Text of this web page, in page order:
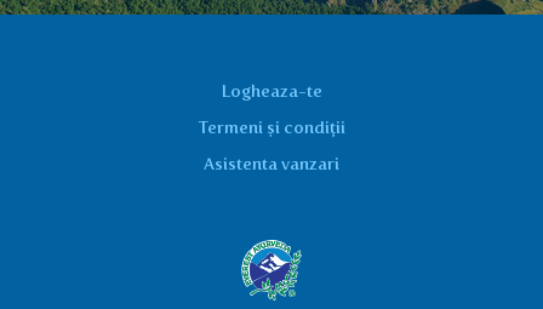
Logheaza-te
Termeni și condiții
Asistenta vanzari